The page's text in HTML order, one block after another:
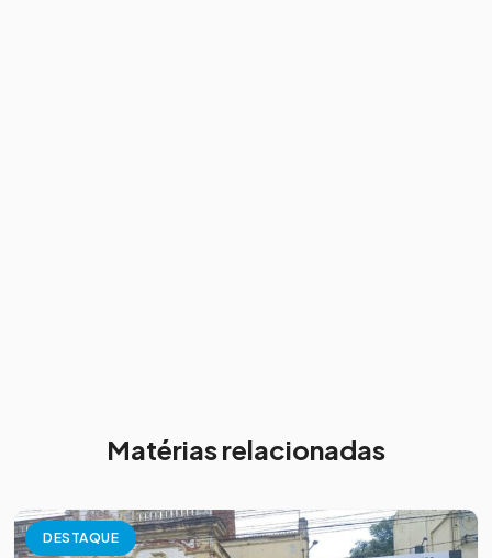
Matérias relacionadas
DESTAQUE